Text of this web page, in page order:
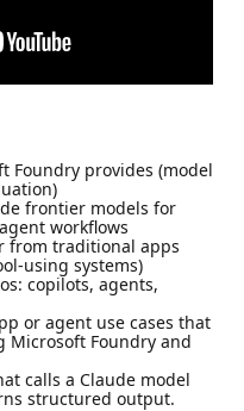
Foundry provides (model
frontier models for
workflows
from traditional apps
using systems)
copilots, agents,
or agent use cases that
Microsoft Foundry and
calls a Claude model
structured output.